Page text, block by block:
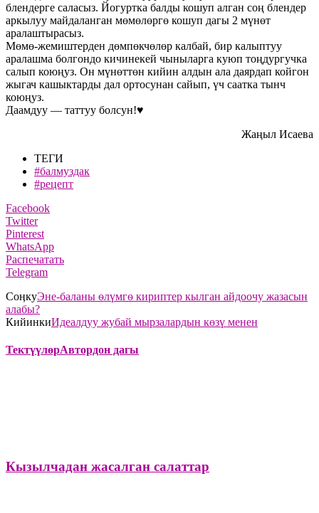
блендерге саласыз. Йогуртка балды кошуп алган соң блендер
аркылуу майдаланган мөмөлөргө кошуп дагы 2 мүнөт
аралаштырасыз.
Мөмө-жемиштерден дөмпөкчөлөр калбай, бир калыптуу
аралашма болгондо кичинекей чыныларга куюп тоңдургучка
салып коюңуз. Он мүнөттөн кийин алдын ала даярдап койгон
жыгач кашыктарды дал ортосунан сайып, үч саатка тынч
коюңуз.
Даамдуу — таттуу болсун!♥️
Жаңыл Исаева
ТЕГИ
#балмуздак
#рецепт
Facebook
Twitter
Pinterest
WhatsApp
Распечатать
Telegram
СоӊкуЭне-баланы ѳлүмгѳ кириптер кылган айдоочу жазасын
алабы?
КийинкиИдеалдуу жубай мырзалардын көзү менен
ТектүүлөрАвтордон дагы
Кызылчадан жасалган салаттар